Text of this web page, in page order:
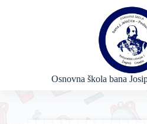
Osnovna škola bana